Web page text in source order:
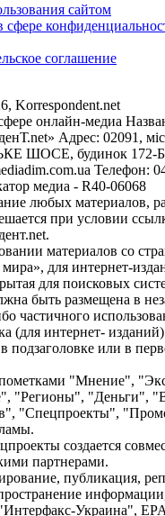
сайтом
сфере
соглашение
Korrespondent.net
онлайн-медиа
Адрес: 02091,
ШОСЕ, будинок 172-Б,
Телефон:
медиа - R40-06068
любых материалов,
при условии
материалов со
для интернет-
для поисковых
быть размещена в
частичного
(для интернет-
подзаголовке или в
"Мнение",
"Регионы", "Деньги",
"Спецпроекты",
создается
партнерами.
публикация,
Украина",